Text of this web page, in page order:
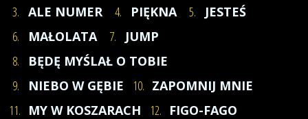
3. ALE NUMER 4. PIĘKNA 5.
JESTEŚ
6.
MAŁOLATA 7.
JUMP
8.
BĘDĘ MYŚLAŁ O TOBIE
9.
NIEBO W GĘBIE 10. ZAPOMNIJ MNIE
11. MY W KOSZARACH 12. FIGO-FAGO